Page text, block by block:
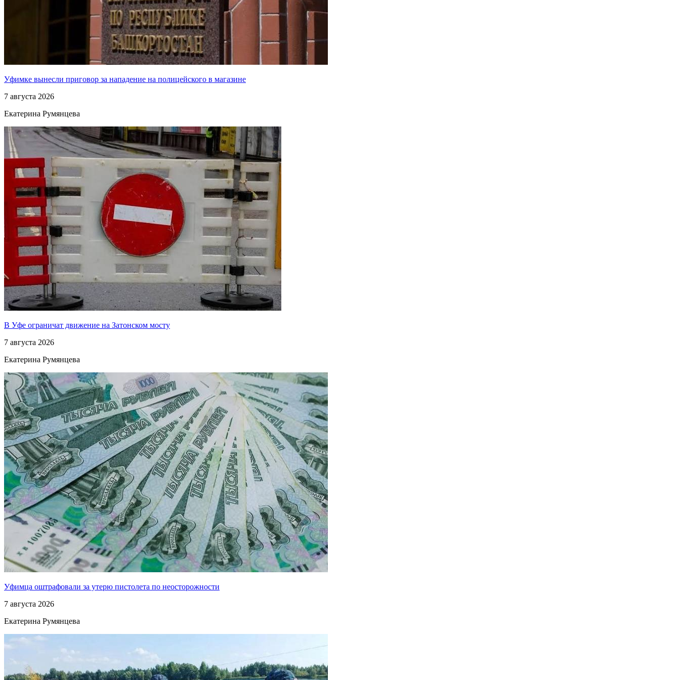
Уфимке вынесли приговор за нападение на полицейского в магазине
7 августа 2026
Екатерина Румянцева
В Уфе ограничат движение на Затонском мосту
7 августа 2026
Екатерина Румянцева
Уфимца оштрафовали за утерю пистолета по неосторожности
7 августа 2026
Екатерина Румянцева